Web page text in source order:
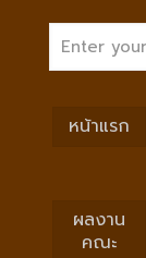
หน้าแรก
ผลงาน
คณะ